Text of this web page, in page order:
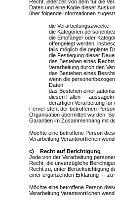
Recht, jederzeit von dem für die
Daten und eine Kopie dieser
über folgende Informationen
die Verarbeitungszwecke
die Kategorien
die Empfänger oder
offengelegt werden,
falls möglich die geplante
die Festlegung dieser
das Bestehen eines
Verarbeitung durch den
das Bestehen eines
wenn die
Daten
das Bestehen einer
diesen Fällen —
derartigen Verarbeitung für
Ferner steht der betroffenen
Organisation übermittelt wurden.
Garantien im Zusammenhang mit
Möchte eine betroffene Person
Verarbeitung Verantwortlichen
c) Recht auf Berichtigung
Jede von der Verarbeitung
Recht, die unverzügliche
Recht zu, unter Berücksichtigung
einer ergänzenden Erklärung — zu
Möchte eine betroffene Person
Verarbeitung Verantwortlichen